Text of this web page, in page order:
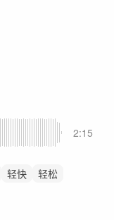
2:15
轻快
轻松